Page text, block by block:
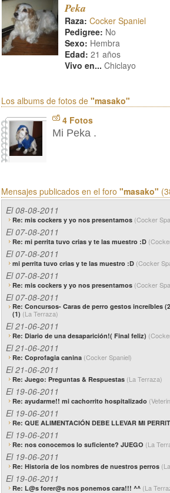
Peka
Raza: Cocker Spaniel
Pedigree: No
Sexo: Hembra
Edad: 21 años
Vivo en... Chiclayo
Los albums de fotos de "masako"
4 Fotos
Mi Peka .
Mensajes publicados en el foro "masako"
El 08-08-2011
Re: mis cockers y yo nos presentamos (Cocker
El 07-08-2011
Re: mi perrita tuvo crias y te las muestro :D
El 07-08-2011
mi perrita tuvo crias y te las muestro :D (Cocker
El 07-08-2011
Re: mis cockers y yo nos presentamos (Cocker
El 07-08-2011
Re: Concursos- Caras de perro gestos increíbles
(1) (La Terraza)
El 21-06-2011
Re: Diario de una desaparición!( Final feliz)
El 21-06-2011
Re: Coprofagia canina (Cocker Spaniel)
El 21-06-2011
Re: Juego: Preguntas & Respuestas (La Terraza)
El 19-06-2011
Re: ayudarme!! mi cachorrito hospitalizado
El 19-06-2011
Re: QUE ALIMENTACIÓN DEBE LLEVAR MI
El 19-06-2011
Re: nos conocemos lo suficiente? JUEGO (La
El 19-06-2011
Re: Historia de los nombres de nuestros perros
El 19-06-2011
Re: L@s forer@s nos ponemos cara!!! ^^ (La